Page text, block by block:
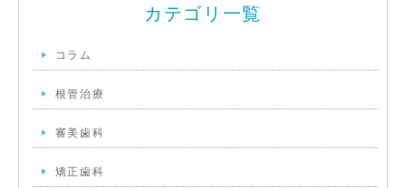
カテゴリ一覧
コラム
根管治療
審美歯科
矯正歯科